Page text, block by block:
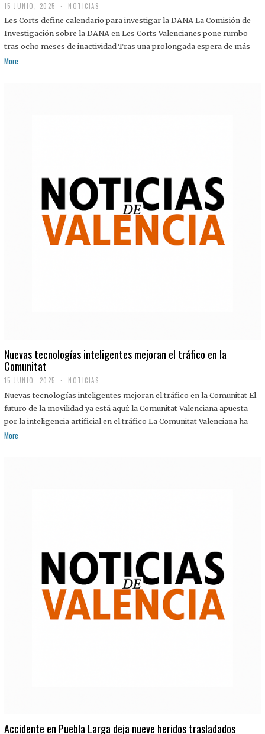
15 JUNIO, 2025 NOTICIAS
Les Corts define calendario para investigar la DANA La Comisión de
Investigación sobre la DANA en Les Corts Valencianes pone rumbo
tras ocho meses de inactividad Tras una prolongada espera de más
More
Nuevas tecnologías inteligentes mejoran el tráfico en la
Comunitat
15 JUNIO, 2025 NOTICIAS
Nuevas tecnologías inteligentes mejoran el tráfico en la Comunitat El
futuro de la movilidad ya está aquí: la Comunitat Valenciana apuesta
por la inteligencia artificial en el tráfico La Comunitat Valenciana ha
More
Accidente en Puebla Larga deja nueve heridos trasladados